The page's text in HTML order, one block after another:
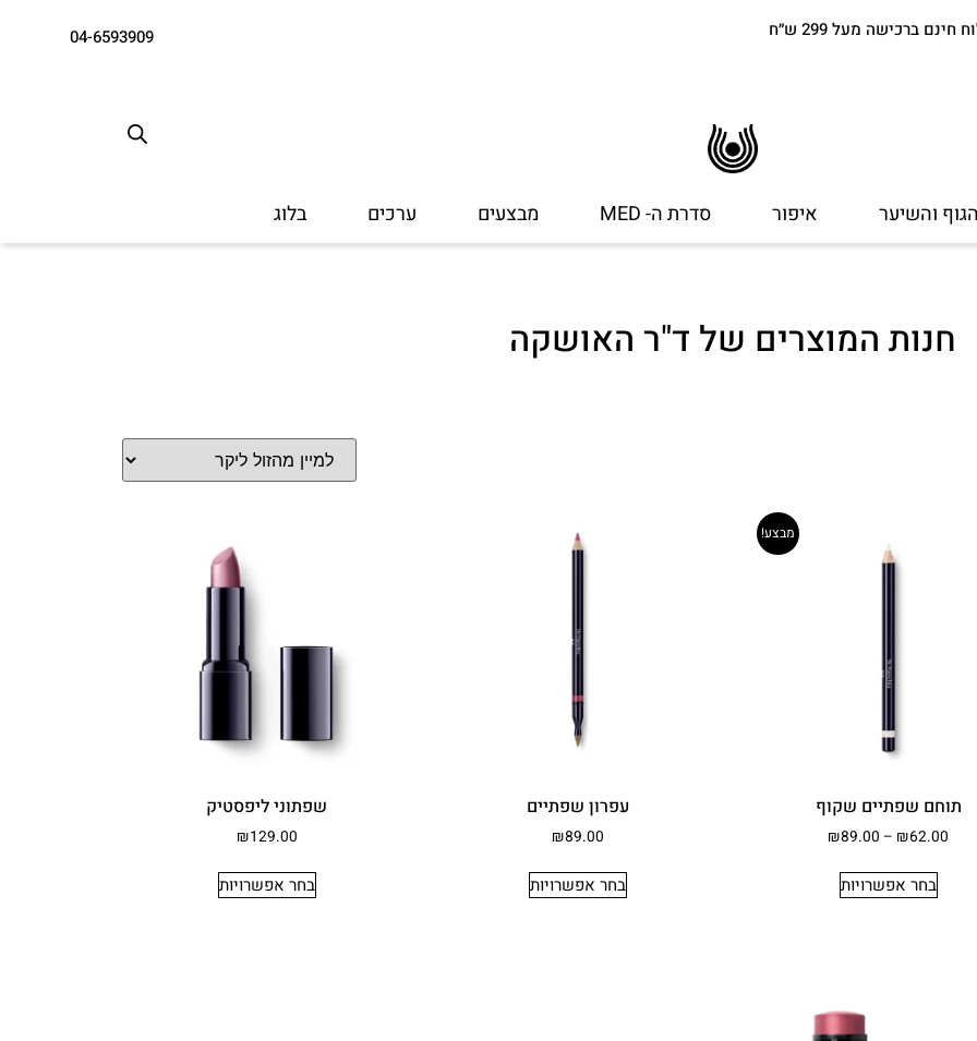
חינם ברכישה מעל 299 ש״ח 04-6593909
והשיער איפור סדרת ה- MED מבצעים ערכים בלוג
חנות המוצרים של ד"ר האושקה
מבצע!
תוחם שפתיים שקוף
₪62.00
–
₪89.00
בחר אפשרויות
עפרון שפתיים
₪89.00
בחר אפשרויות
שפתוני ליפסטיק
₪129.00
בחר אפשרויות